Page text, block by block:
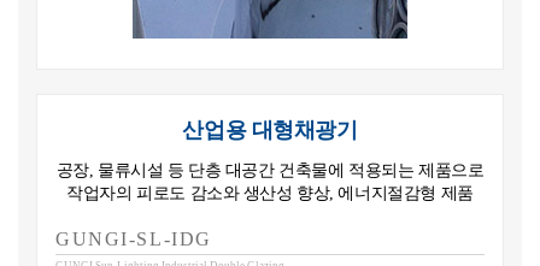
산업용 대형채광기
공장, 물류시설 등 단층 대공간 건축물에 적용되는 제품으로
작업자의 피로도 감소와 생산성 향상, 에너지절감형 제품
GUNGI-SL-IDG